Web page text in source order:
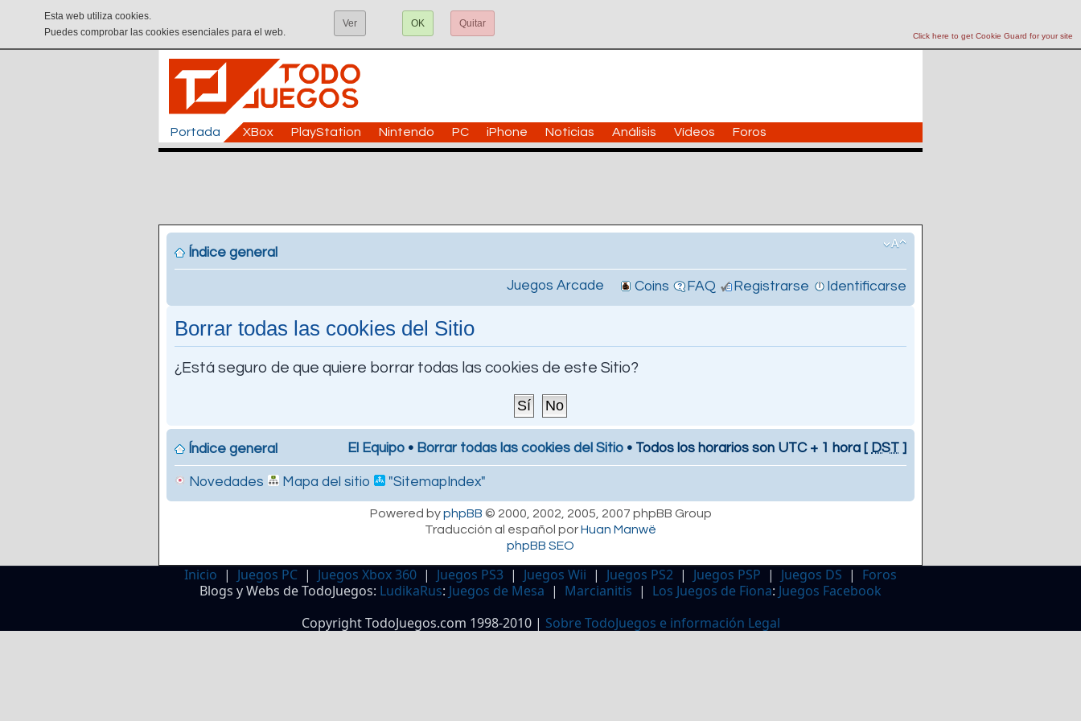
Click here to get Cookie Guard for your site
Esta web utiliza cookies.
Puedes comprobar las cookies esenciales para el web.
Ver OK Quitar
Portada XBox PlayStation Nintendo PC iPhone Noticias Análisis Vídeos Foros
Índice general
Juegos Arcade Coins FAQ Registrarse Identificarse
Borrar todas las cookies del Sitio
¿Está seguro de que quiere borrar todas las cookies de este Sitio?
Índice general El Equipo • Borrar todas las cookies del Sitio • Todos los horarios son UTC + 1 hora [ DST ]
Novedades Mapa del sitio "SitemapIndex"
Powered byphpBB © 2000, 2002, 2005, 2007 phpBB Group
Traducción al español porHuan Manwë
phpBB SEO
Inicio | Juegos PC | Juegos Xbox 360 | Juegos PS3 | Juegos Wii | Juegos PS2 | Juegos PSP | Juegos DS | Foros
Blogs y Webs de TodoJuegos: LudikaRus: Juegos de Mesa | Marcianitis | Los Juegos de Fiona: Juegos Facebook
Copyright TodoJuegos.com 1998-2010 | Sobre TodoJuegos e información Legal